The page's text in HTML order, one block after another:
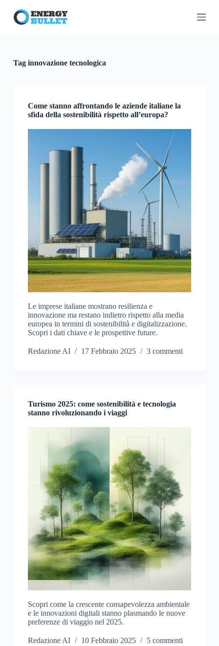
Taginnovazione tecnologica
Come stanno affrontando le aziende italiane la
sfida della sostenibilità rispetto all’europa?
Le imprese italiane mostrano resilienza e
innovazione ma restano indietro rispetto alla media
europea in termini di sostenibilità e digitalizzazione.
Scopri i dati chiave e le prospettive future.
Redazione AI 17 Febbraio 2025 3 commenti
Turismo 2025: come sostenibilità e tecnologia
stanno rivoluzionando i viaggi
Scopri come la crescente consapevolezza ambientale
e le innovazioni digitali stanno plasmando le nuove
preferenze di viaggio nel 2025.
Redazione AI 10 Febbraio 2025 5 commenti